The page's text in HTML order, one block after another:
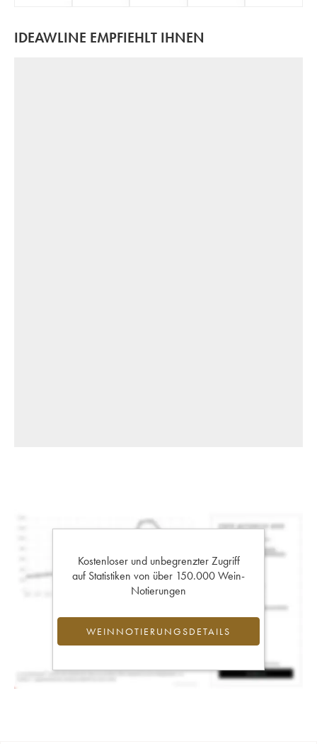
IDEAWLINE EMPFIEHLT IHNEN
Kostenloser und unbegrenzter Zugriff
auf Statistiken von über 150.000 Wein-
Notierungen
WEINNOTIERUNGSDETAILS